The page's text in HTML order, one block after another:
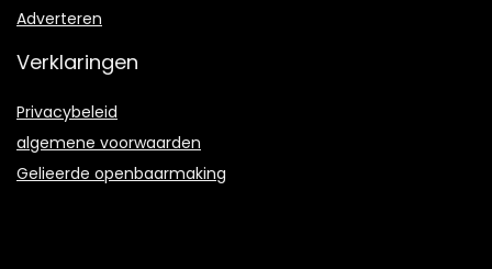
Adverteren
Verklaringen
Privacybeleid
algemene voorwaarden
Gelieerde openbaarmaking